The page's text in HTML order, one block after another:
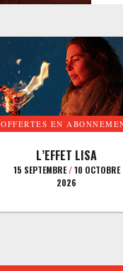
OFFERTES EN
L’EFFET LISA
15 SEPTEMBRE/10 OCTOBRE
2026